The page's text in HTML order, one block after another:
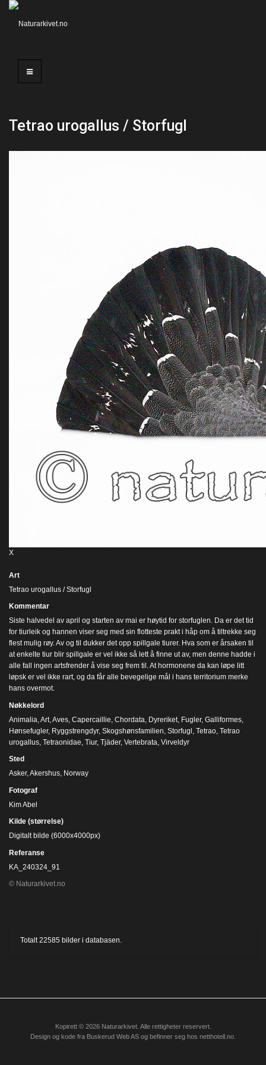
Tetrao urogallus / Storfugl
X
Art
Tetrao urogallus / Storfugl
Kommentar
Siste halvedel av april og starten av mai er høytid for storfuglen. Da er det tid
for tiurleik og hannen viser seg med sin flotteste prakt i håp om å tiltrekke seg
flest mulig røy. Av og til dukker det opp spillgale tiurer. Hva som er årsaken til
at enkelte tiur blir spillgale er vel ikke så lett å finne ut av, men denne hadde i
alle fall ingen artsfrender å vise seg frem til. At hormonene da kan løpe litt
løpsk er vel ikke rart, og da får alle bevegelige mål i hans territorium merke
hans overmot.
Nøkkelord
Animalia Art Aves Capercaillie Chordata Dyreriket Fugler, Galliformes
Hønsefugler, Ryggstrengdyr, Skogshønsfamilien Storfugl Tetrao Tetrao
urogallus Tetraonidae Tiur, Tjäder, Vertebrata Virveldyr
Sted
Asker, Akershus, Norway
Fotograf
Kim Abel
Kilde (størrelse)
Digitalt bilde (6000x4000px)
Referanse
KA_240324_91
© Naturarkivet.no
Totalt22585 bilder i databasen.
Kopirett © 2026 Naturarkivet. Alle rettigheter reservert.
Design og kode fra Buskerud Web AS og befinner seg hos netthotell.no